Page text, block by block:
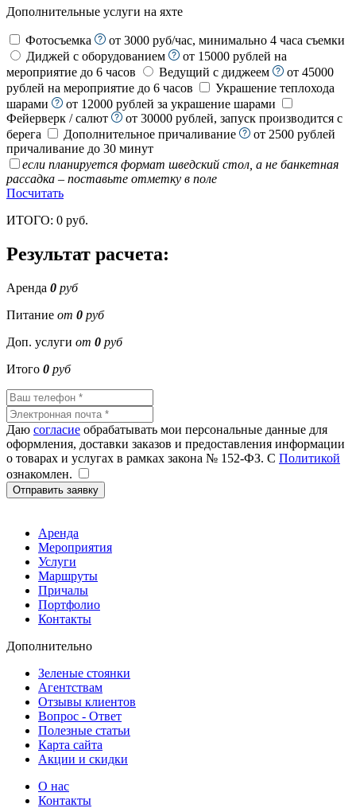
Дополнительные услуги на яхте
Фотосъемка
от 3000 руб/час, минимально 4 часа съемки
Диджей с оборудованием
от 15000 рублей на
мероприятие до 6 часов
Ведущий с диджеем
от 45000
рублей на мероприятие до 6 часов
Украшение теплохода
шарами
от 12000 рублей за украшение шарами
Фейерверк / салют
от 30000 рублей, запуск производится с
берега
Дополнительное причаливание
от 2500 рублей
причаливание до 30 минут
если планируется формат шведский стол, а не банкетная
рассадка – поставьте отметку в поле
Посчитать
ИТОГО: 0 руб.
Результат расчета:
Аренда 0 руб
Питание от 0 руб
Доп. услуги от 0 руб
Итого 0 руб
Даю согласие обрабатывать мои персональные данные для
оформления, доставки заказов и предоставления информации
о товарах и услугах в рамках закона № 152-ФЗ. С Политикой
ознакомлен.
Отправить заявку
20000 2000020000
17000 17000
Аренда
Мероприятия
Услуги
Маршруты
Причалы
Портфолио
Контакты
Дополнительно
Зеленые стоянки
Агентствам
Отзывы клиентов
Вопрос - Ответ
Полезные статьи
Карта сайта
Акции и скидки
О нас
Контакты